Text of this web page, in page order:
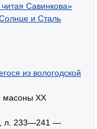
Савинкова»
и Сталь
из вологодской
масоны XX
л. 233—241 —